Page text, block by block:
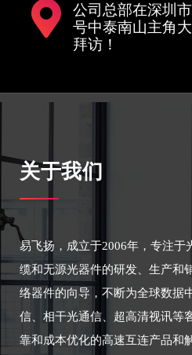
公司总部在深圳
号中泰南山主角
拜访！
关于我们
易飞扬，成立于2006年，专注于
缆和无源光器件的研发、生产和
络器件的向导，不断为全球数据
信、相干光通信、超高清视讯等
靠和成本优化的高速互连产品和